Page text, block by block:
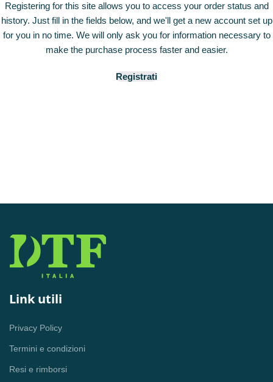
Registering for this site allows you to access your order status and
history. Just fill in the fields below, and we'll get a new account set up
for you in no time. We will only ask you for information necessary to
make the purchase process faster and easier.
Registrati
Link utili
Privacy Policy
Termini e condizioni
Resi e rimborsi